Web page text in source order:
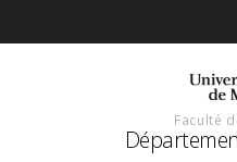
Faculté